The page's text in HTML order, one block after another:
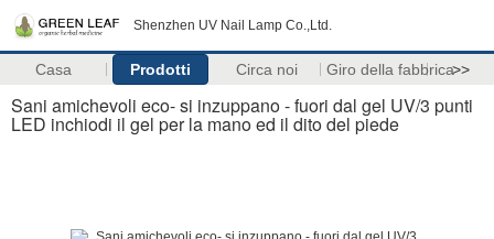
Shenzhen UV Nail Lamp Co.,Ltd.
Casa Prodotti Circa noi Giro della fabbrica>>
Sani amichevoli eco- si inzuppano - fuori dal gel UV/3 punti
LED inchiodi il gel per la mano ed il dito del piede